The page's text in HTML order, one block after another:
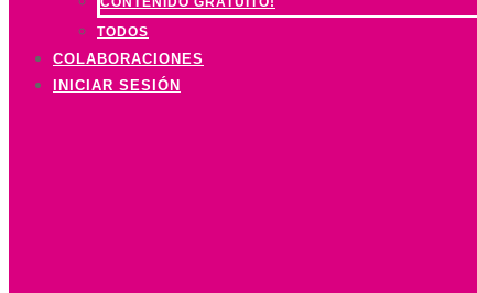
TODOS
COLABORACIONES
INICIAR SESIÓN